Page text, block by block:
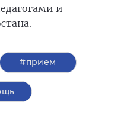
и
#прием